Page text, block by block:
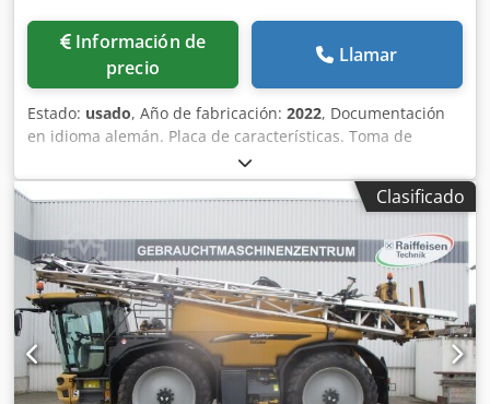
Información de
precio
Llamar
Estado: usado, Año de fabricación: 2022, Documentación
en idioma alemán. Placa de características. Toma de
fuerza articulada de 910 mm con embrague de fricción.
Superestructura de depósito L 3200 plegada, montada de
fábrica. Guardabarros L y escaleras. Iluminación LED
trasera para circulación vial. Lona enrollable de cobertura
con accionamiento manual. Codpforxr R Ssx Aixorf
Clasificado